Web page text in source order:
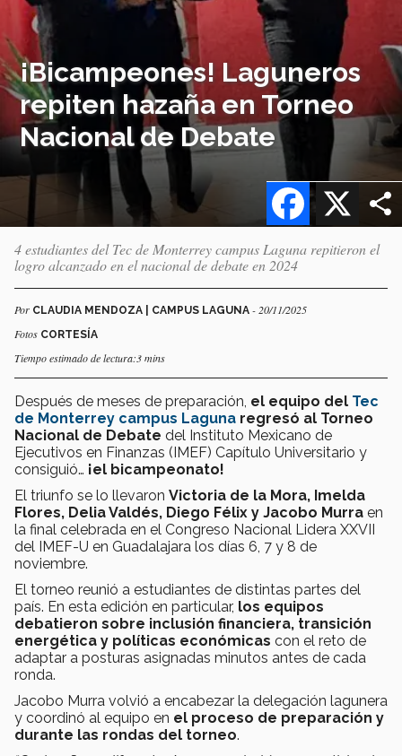
¡Bicampeones! Laguneros
repiten hazaña en Torneo
Nacional de Debate
X
Facebook
4 estudiantes del Tec de Monterrey campus Laguna repitieron el
logro alcanzado en el nacional de debate en 2024
Por CLAUDIA MENDOZA | CAMPUS LAGUNA - 20/11/2025
Fotos CORTESÍA
Tiempo estimado de lectura:3 mins
Después de meses de preparación, el equipo del Tec
de Monterrey campus Laguna regresó al Torneo
Nacional de Debate del Instituto Mexicano de
Ejecutivos en Finanzas (IMEF) Capítulo Universitario y
consiguió… ¡el bicampeonato!
El triunfo se lo llevaron Victoria de la Mora, Imelda
Flores, Delia Valdés, Diego Félix y Jacobo Murra en
la final celebrada en el Congreso Nacional Lidera XXVII
del IMEF-U en Guadalajara los días 6, 7 y 8 de
noviembre.
El torneo reunió a estudiantes de distintas partes del
país. En esta edición en particular, los equipos
debatieron sobre inclusión financiera, transición
energética y políticas económicas con el reto de
adaptar a posturas asignadas minutos antes de cada
ronda.
Jacobo Murra volvió a encabezar la delegación lagunera
y coordinó al equipo en el proceso de preparación y
durante las rondas del torneo.